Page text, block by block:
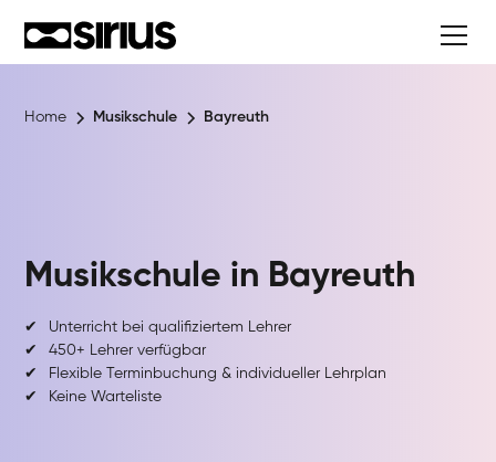
Home Musikschule Bayreuth
Musikschule in Bayreuth
✔
Unterricht bei qualifiziertem Lehrer
✔
450+ Lehrer verfügbar
✔
Flexible Terminbuchung & individueller Lehrplan
✔
Keine Warteliste